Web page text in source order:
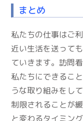
まとめ
私たちの仕事はご
近い生活を送って
ていきます。訪問
私たちにできるこ
うな取り組みをし
制限されることが
と変わるタイミン